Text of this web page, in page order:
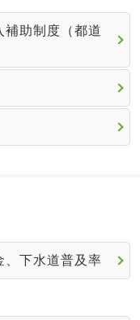
補助制度（都道
、下水道普及率